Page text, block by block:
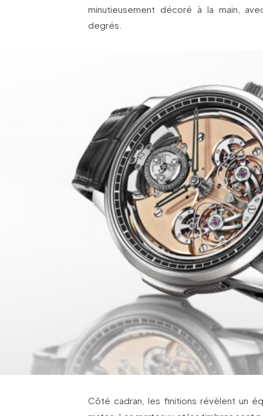
minutieusement décoré à la main,
degrés.
Côté cadran, les finitions révèlent un